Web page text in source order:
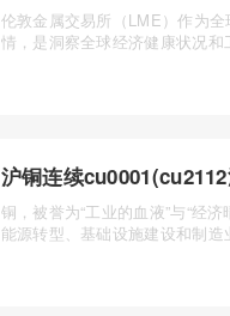
伦敦金属交易所（LME）作为
情，是洞察全球经济健康状况
沪铜连续
铜，被誉为“工业的血液”与“经
能源转型、基础设施建设和制造